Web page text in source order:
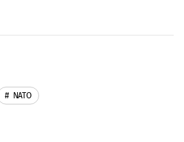
NATO